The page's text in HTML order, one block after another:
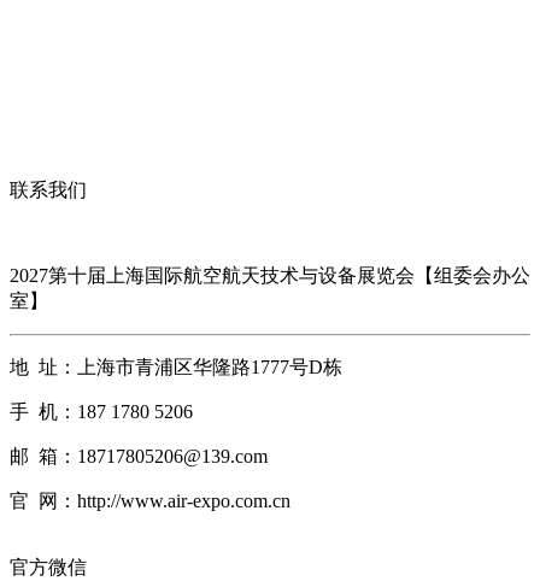
联系我们
2027第十届上海国际航空航天技术与设备展览会【组委会办公
室】
地 址：上海市青浦区华隆路1777号D栋
手 机：187 1780 5206
邮 箱：18717805206@139.com
官 网：http://www.air-expo.com.cn
官方微信